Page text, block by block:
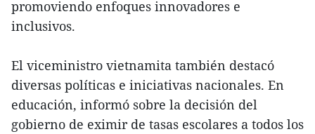
promoviendo enfoques innovadores e
inclusivos.
El viceministro vietnamita también destacó
diversas políticas e iniciativas nacionales. En
educación, informó sobre la decisión del
gobierno de eximir de tasas escolares a todos los